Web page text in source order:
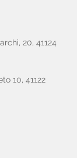
20, 41124
10, 41122